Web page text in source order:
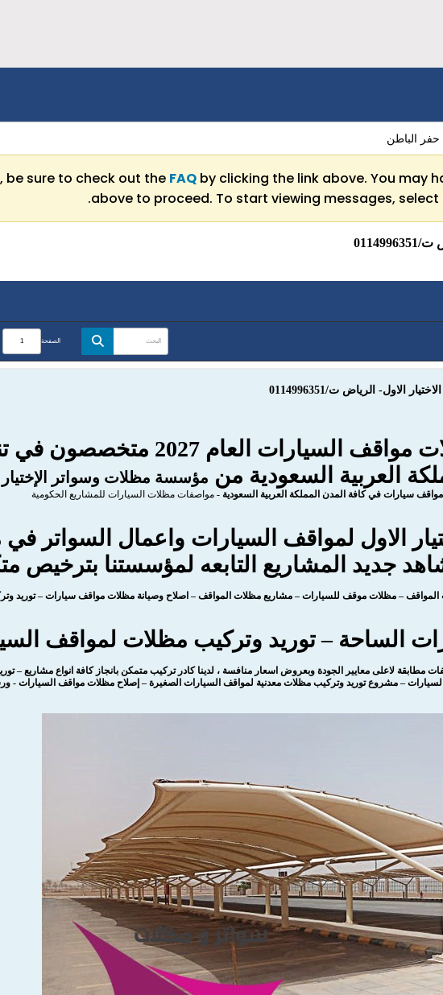
الباطن
be sure to check out the FAQ by clicking the link above. You may
above to proceed. To start viewing messages,
الصفحة
الرياض ت/0114996351
توريد وتركيب مشاريع مظلات مواقف
العربية السعودية من مؤسسة مظلات وسواتر الإختيار
مواصفات مظلات السيارات للمشاريع الحكومية
الاول لمواقف السيارات واعمال السواتر
جديد المشاريع التابعه لمؤسستنا بترخيص
– مظلات موقف للسيارات – مشاريع مظلات المواقف – اصلاح وصيانة مظلات مواقف سيارات – توريد
الساحة – توريد وتركيب مظلات لمواقف
لاعلى معايير الجودة وبعروض اسعار منافسة ، لدينا كادر تركيب متمكن بانجاز كافة انواع مشاريع –
– مشروع توريد وتركيب مظلات معدنية لمواقف السيارات الصغيرة – إصلاح مظلات مواقف السيارات -